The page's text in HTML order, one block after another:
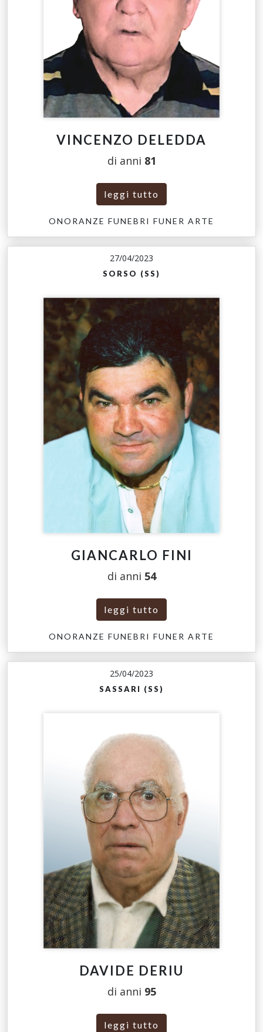
VINCENZO DELEDDA
di anni 81
leggi tutto
ONORANZE FUNEBRI FUNER ARTE
27/04/2023
SORSO (SS)
GIANCARLO FINI
di anni 54
leggi tutto
ONORANZE FUNEBRI FUNER ARTE
25/04/2023
SASSARI (SS)
DAVIDE DERIU
di anni 95
leggi tutto